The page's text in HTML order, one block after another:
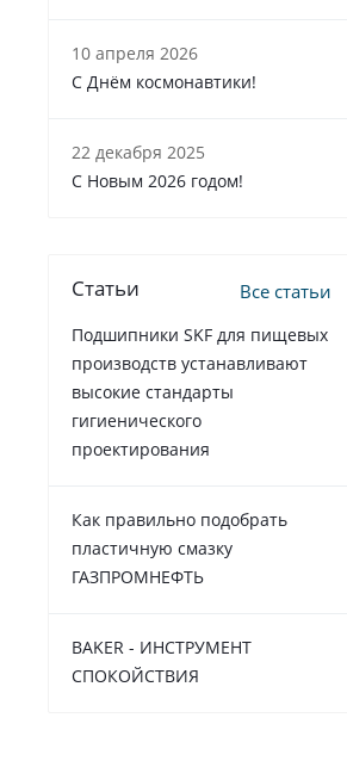
10 апреля 2026
С Днём космонавтики!
22 декабря 2025
C Новым 2026 годом!
Статьи Все статьи
Подшипники SKF для пищевых
производств устанавливают
высокие стандарты
гигиенического
проектирования
Как правильно подобрать
пластичную смазку
ГАЗПРОМНЕФТЬ
BAKER - ИНСТРУМЕНТ
СПОКОЙСТВИЯ